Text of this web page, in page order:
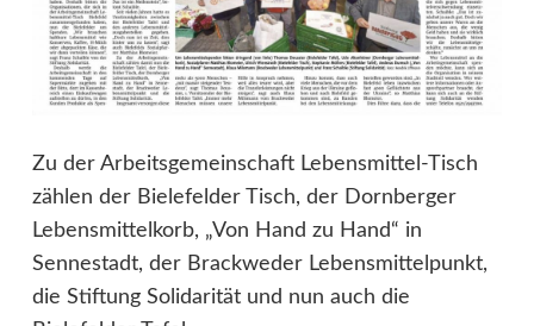
Zu der Arbeitsgemeinschaft Lebensmittel-Tisch
zählen der Bielefelder Tisch, der Dornberger
Lebensmittelkorb, „Von Hand zu Hand“ in
Sennestadt, der Brackweder Lebensmittelpunkt,
die Stiftung Solidarität und nun auch die